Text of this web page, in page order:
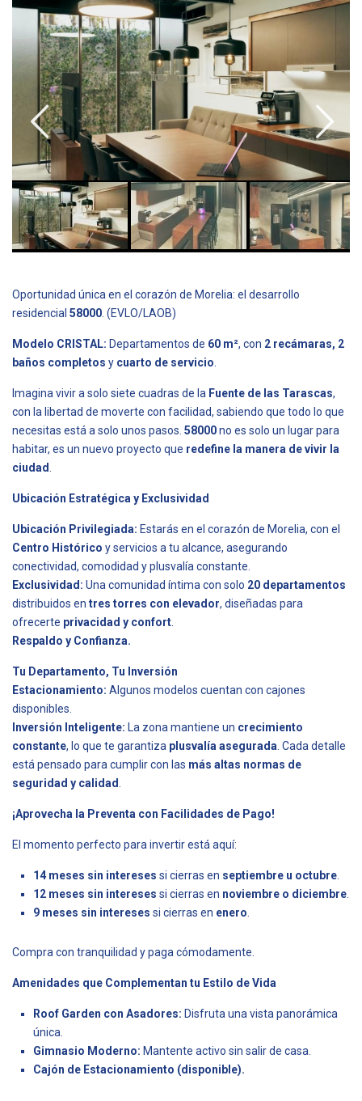
Oportunidad única en el corazón de Morelia: el desarrollo
residencial 58000 . (EVLO/LAOB)
Modelo CRISTAL: Departamentos de 60 m², con 2 recámaras, 2
baños completos y cuarto de servicio
Imagina vivir a solo siete cuadras de la Fuente de las Tarascas,
con la libertad de moverte con facilidad, sabiendo que todo lo que
necesitas está a solo unos pasos. 58000no es solo un lugar para
habitar, es un nuevo proyecto que redefine la manera de vivir la
ciudad
Ubicación Estratégica y Exclusividad
Ubicación Privilegiada: Estarás en el corazón de Morelia, con el
Centro Histórico y servicios a tu alcance, asegurando
conectividad, comodidad y plusvalía constante.
Exclusividad: Una comunidad íntima con solo 20 departamentos
distribuidos en tres torres con elevador, diseñadas para
ofrecerte privacidad y confort
Respaldo y Confianza.
Tu Departamento, Tu Inversión
Estacionamiento: Algunos modelos cuentan con cajones
disponibles.
Inversión Inteligente: La zona mantiene un crecimiento
constante, lo que te garantiza plusvalía asegurada . Cada detalle
está pensado para cumplir con las más altas normas de
seguridad y calidad
¡Aprovecha la Preventa con Facilidades de Pago!
El momento perfecto para invertir está aquí:
14 meses sin intereses si cierras en septiembre u octubre
12 meses sin intereses si cierras en noviembre o diciembre
9 meses sin intereses si cierras en enero
Compra con tranquilidad y paga cómodamente.
Amenidades que Complementan tu Estilo de Vida
Roof Garden con Asadores: Disfruta una vista panorámica
única.
Gimnasio Moderno: Mantente activo sin salir de casa.
Cajón de Estacionamiento (disponible).